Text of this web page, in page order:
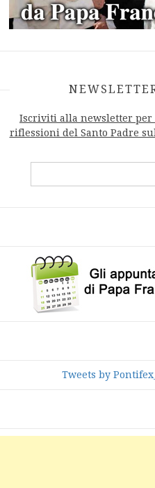
Iscriviti alla newsletter per
riflessioni del Santo Padre
Tweets by